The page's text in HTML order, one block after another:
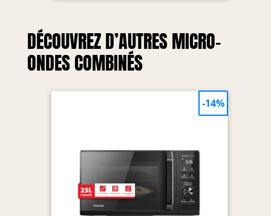
DÉCOUVREZ D’AUTRES MICRO-
ONDES COMBINÉS
-14%